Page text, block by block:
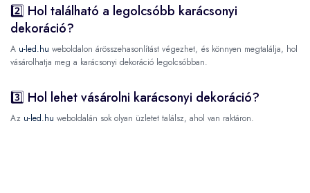
2️⃣ Hol található a legolcsóbb karácsonyi
dekoráció?
A u-led.hu weboldalon árösszehasonlítást végezhet, és könnyen megtalálja, hol
vásárolhatja meg a karácsonyi dekoráció legolcsóbban.
3️⃣ Hol lehet vásárolni karácsonyi dekoráció?
Az u-led.hu weboldalán sok olyan üzletet találsz, ahol van raktáron.